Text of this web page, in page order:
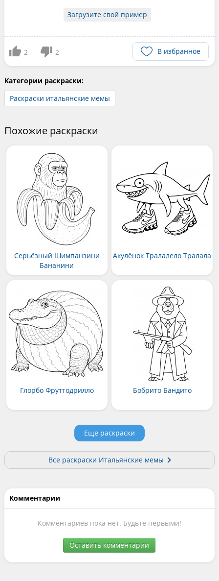
Загрузите свой пример
2 2 В избранное
Категории раскраски:
Раскраски итальянские мемы
Похожие раскраски
Серьёзный Шимпанзини
Бананини
Акулёнок Тралалело Тралала
Глорбо Фруттодрилло Бобрито Бандито
Еще раскраски
Все раскраски Итальянские мемы
Комментарии
Комментариев пока нет. Будьте первыми!
Оставить комментарий